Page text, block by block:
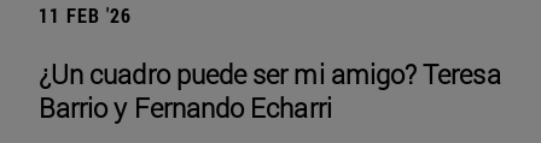
11 FEB '26
¿Un cuadro puede ser mi amigo? Teresa
Barrio y Fernando Echarri